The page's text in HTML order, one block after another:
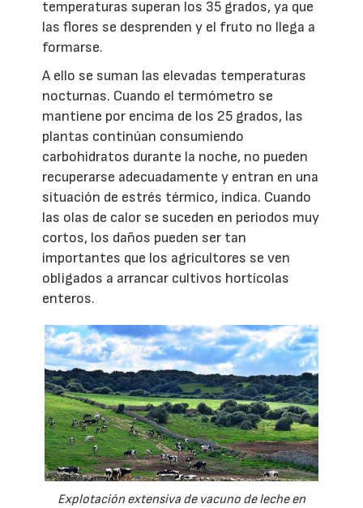
temperaturas superan los 35 grados, ya que
las flores se desprenden y el fruto no llega a
formarse.
A ello se suman las elevadas temperaturas
nocturnas. Cuando el termómetro se
mantiene por encima de los 25 grados, las
plantas continúan consumiendo
carbohidratos durante la noche, no pueden
recuperarse adecuadamente y entran en una
situación de estrés térmico, indica. Cuando
las olas de calor se suceden en periodos muy
cortos, los daños pueden ser tan
importantes que los agricultores se ven
obligados a arrancar cultivos hortícolas
enteros.
Explotación extensiva de vacuno de leche en